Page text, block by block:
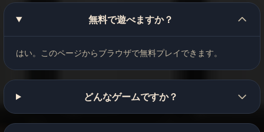
無料で遊べますか？
はい。このページからブラウザで無料プレイできます。
どんなゲームですか？